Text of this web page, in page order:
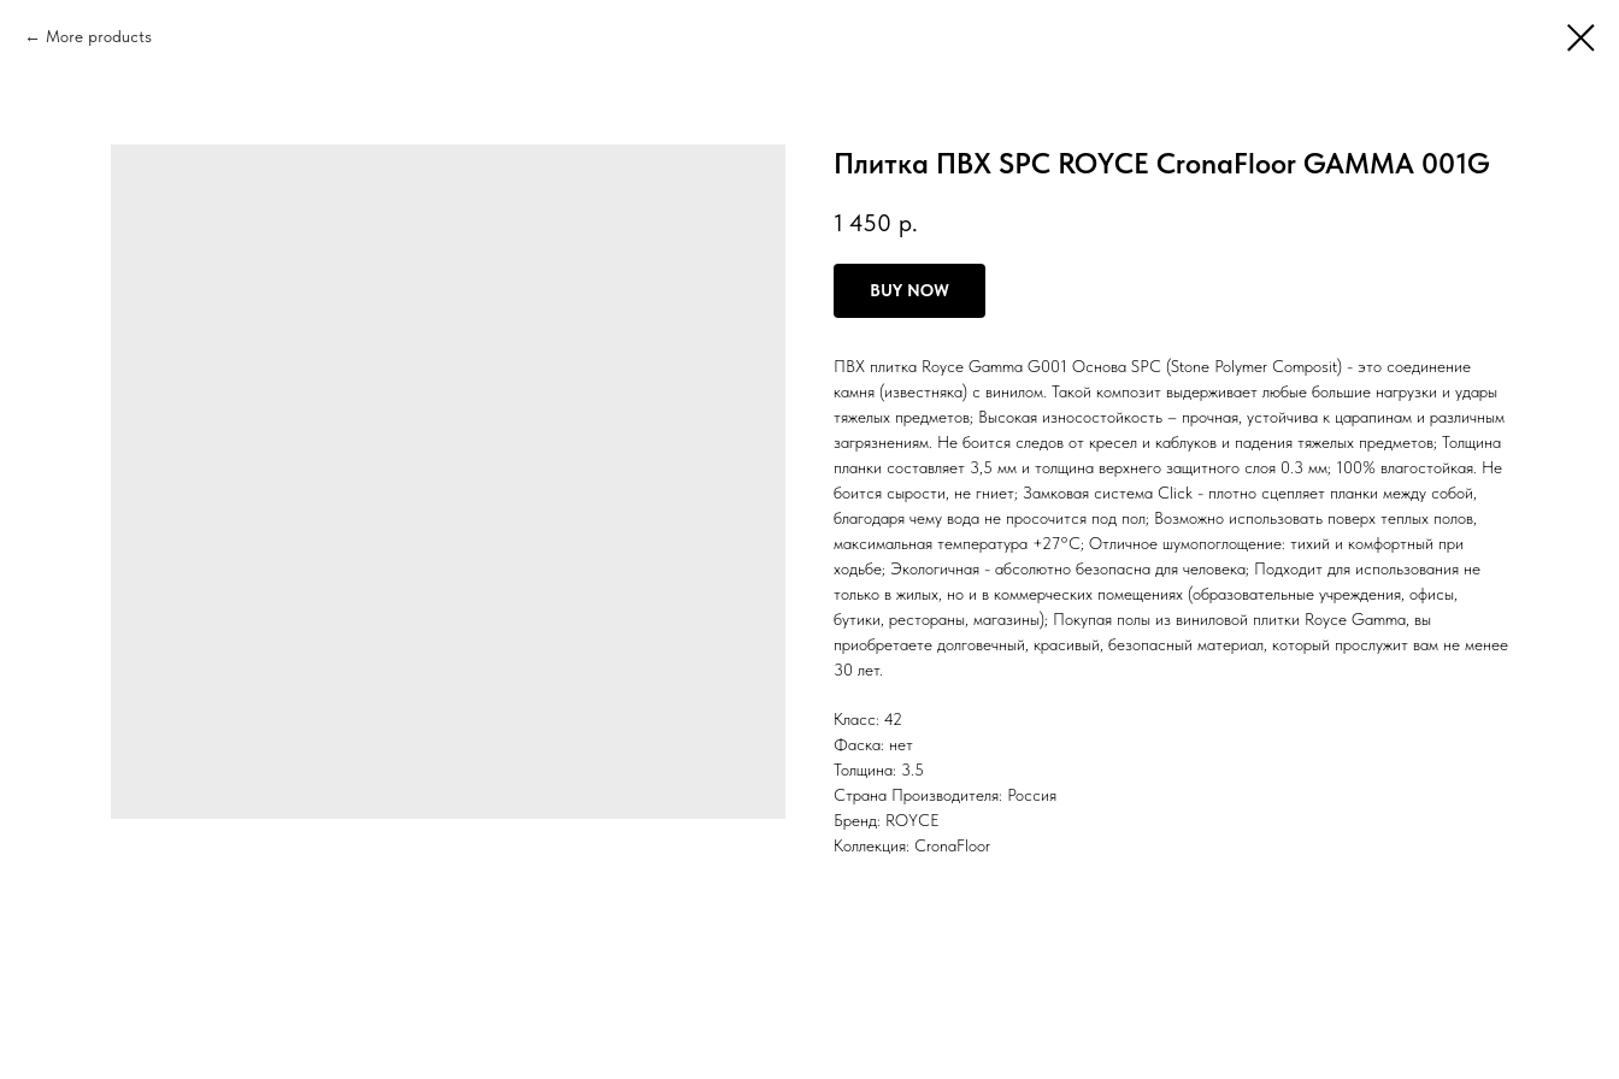
More products
Плитка ПВХ SPC ROYCE CronaFloor GAMMA 001G
1 450 р.
BUY NOW
ПВХ плитка Royce Gamma G001 Основа SPC (Stone Polymer Composit) - это соединение
камня (известняка) с винилом. Такой композит выдерживает любые большие нагрузки и удары
тяжелых предметов; Высокая износостойкость – прочная, устойчива к царапинам и различным
загрязнениям. Не боится следов от кресел и каблуков и падения тяжелых предметов; Толщина
планки составляет 3,5 мм и толщина верхнего защитного слоя 0.3 мм; 100% влагостойкая. Не
боится сырости, не гниет; Замковая система Click - плотно сцепляет планки между собой,
благодаря чему вода не просочится под пол; Возможно использовать поверх теплых полов,
максимальная температура +27°С; Отличное шумопоглощение: тихий и комфортный при
ходьбе; Экологичная - абсолютно безопасна для человека; Подходит для использования не
только в жилых, но и в коммерческих помещениях (образовательные учреждения, офисы,
бутики, рестораны, магазины); Покупая полы из виниловой плитки Royce Gamma, вы
приобретаете долговечный, красивый, безопасный материал, который прослужит вам не менее
30 лет.
Класс: 42
Фаска: нет
Толщина: 3.5
Страна Производителя: Россия
Бренд: ROYCE
Коллекция: CronaFloor